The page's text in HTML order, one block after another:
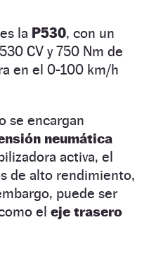
la P530, con un
CV y 750 Nm de
en el 0-100 km/h
se encargan
neumática
activa, el
de alto rendimiento,
puede ser
el eje trasero